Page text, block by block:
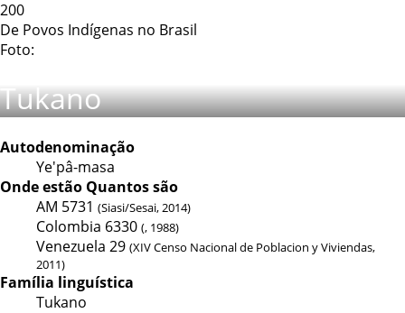
200
De Povos Indígenas no Brasil
Foto:
Tukano
Autodenominação
Ye'pâ-masa
Onde estão Quantos são
AM 5731 (Siasi/Sesai, 2014)
Colombia 6330 (, 1988)
Venezuela 29 (XIV Censo Nacional de Poblacion y Viviendas,
2011)
Família linguística
Tukano